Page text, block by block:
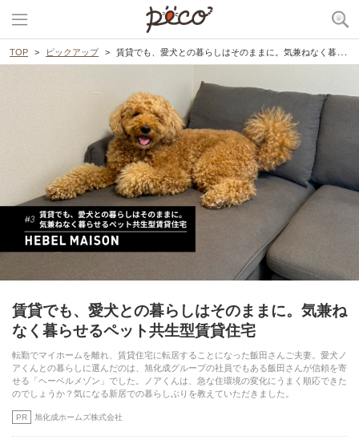
TOP ピックアップ 賃貸でも、愛犬との暮らしはそのままに。気兼ねなく暮らせるペット共生型賃貸住宅
賃貸でも、愛犬との暮らしはそのままに。気兼ね
なく暮らせるペット共生型賃貸住宅
転勤でマイホームを離れ、賃貸住宅に転居することになった飯田さんご夫妻。愛犬ノ
アくんとの暮らしに選んだのは、旭化成グループの社員でもある飯田さんが信頼を寄
せる「ヘーベルメゾン」でした。ノアくんは、急な住環境の変化にうまく順応できた
のでしょうか？気になる新居での暮らしぶりを教えていただきました。
PR 旭化成ホームズ株式会社